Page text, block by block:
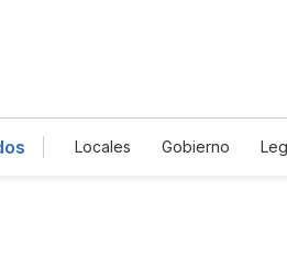
Locales Gobierno